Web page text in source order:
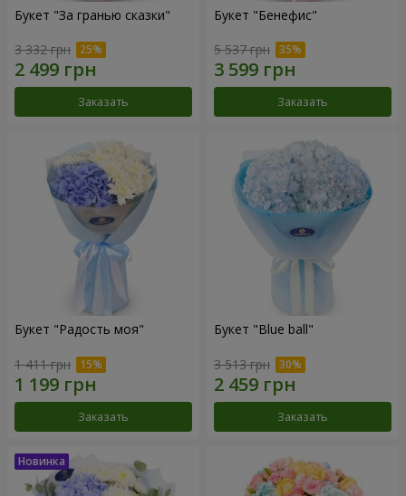
Букет "За гранью сказки"
3 332 грн
Заказать
Букет "Бенефис"
5 537 грн
Заказать
Букет "Радость моя"
1 411 грн
Заказать
Букет "Blue ball"
3 513 грн
Заказать